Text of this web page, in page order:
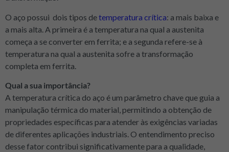
O aço possui dois tipos detemperatura crítica: a mais baixa e
a mais alta. A primeira é a temperatura na qual a austenita
começa a se converter em ferrita; e a segunda refere-se à
temperatura na qual a austenita sofre a transformação
completa em ferrita.
Qual a sua importância?
A temperatura crítica do aço é um parâmetro chave que guia a
manipulação térmica do material, permitindo a obtenção de
propriedades específicas para atender às exigências variadas
de diferentes aplicações industriais. O entendimento preciso
desse fator contribui significativamente para a qualidade,